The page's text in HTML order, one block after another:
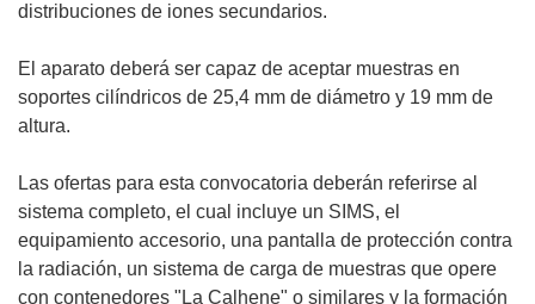
distribuciones de iones secundarios.
El aparato deberá ser capaz de aceptar muestras en
soportes cilíndricos de 25,4 mm de diámetro y 19 mm de
altura.
Las ofertas para esta convocatoria deberán referirse al
sistema completo, el cual incluye un SIMS, el
equipamiento accesorio, una pantalla de protección contra
la radiación, un sistema de carga de muestras que opere
con contenedores "La Calhene" o similares y la formación